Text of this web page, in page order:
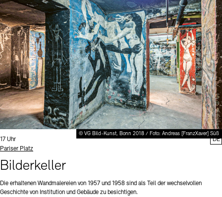
Stellenangebote Newsletter Presse
Nachhaltigkeit Kontakt
Digitale Sammlungen Exil-Archive
© VG Bild-Kunst, Bonn 2018 / Foto: Andreas [FranzXaver] Süß
Uhrzeit:
17 Uhr
Standort
Pariser Platz
Bilderkeller
Die erhaltenen Wandmalereien von 1957 und 1958 sind als Teil der wechselvollen
Geschichte von Institution und Gebäude zu besichtigen.
DE